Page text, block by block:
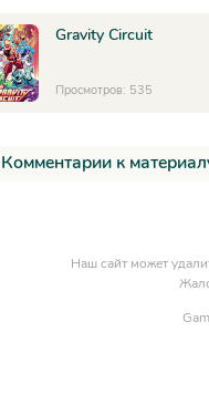
Gravity Circuit
Просмотров: 535
Комментарии к
Наш сайт может